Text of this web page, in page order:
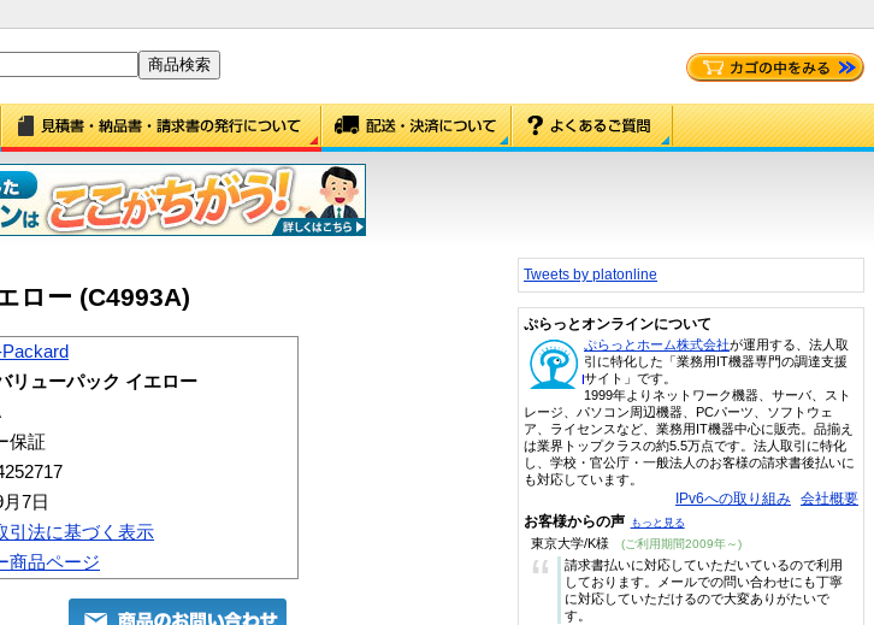
ロー (C4993A)
リューパック イエロー
保証
7日
引法に基づく表示
商品ページ
Tweets by platonline
ぷらっとオンラインについて
ぷらっとホーム株式会社が運用する、法人取
引に特化した「業務用IT機器専門の調達支援
サイト」です。
1999年よりネットワーク機器、サーバ、スト
レージ、パソコン周辺機器、PCパーツ、ソフトウェ
ア、ライセンスなど、業務用IT機器中心に販売。品揃え
は業界トップクラスの約5.5万点です。法人取引に特化
し、学校・官公庁・一般法人のお客様の請求書後払いに
も対応しています。
IPv6への取り組み 会社概要
お客様からの声 もっと見る
東京大学/K様 (ご利用期間2009年～)
“
請求書払いに対応していただいているので利用
しております。メールでの問い合わせにも丁寧
に対応していただけるので大変ありがたいで
す。